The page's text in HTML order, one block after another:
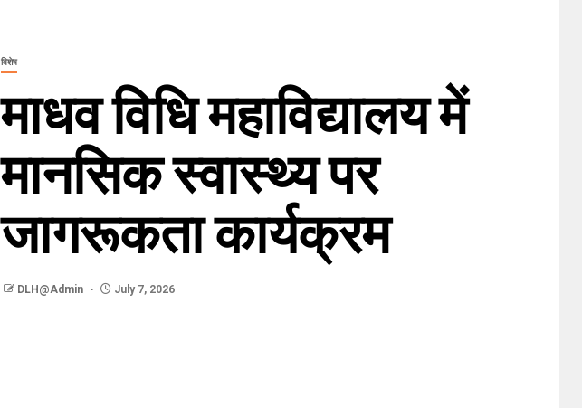
विशेष
माधव विधि महाविद्यालय में
मानसिक स्वास्थ्य पर
जागरूकता कार्यक्रम
DLH@Admin July 7, 2026